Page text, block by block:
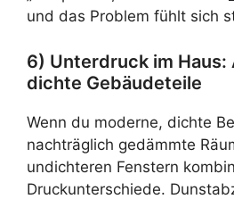
und das Problem fühlt sich
6) Unterdruck im Haus:
dichte Gebäudeteile
Wenn du moderne, dichte
nachträglich gedämmte
undichteren Fenstern
Druckunterschiede.